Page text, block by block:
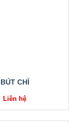
BÚT CHÌ
Liên hệ